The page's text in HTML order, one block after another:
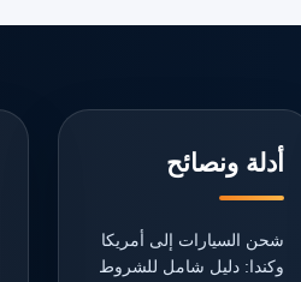
أدلة ونصائح
شحن السيارات إلى أمريكا
وكندا: دليل شامل للشروط